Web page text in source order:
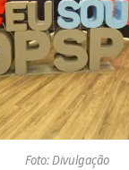
Foto: Divulgação